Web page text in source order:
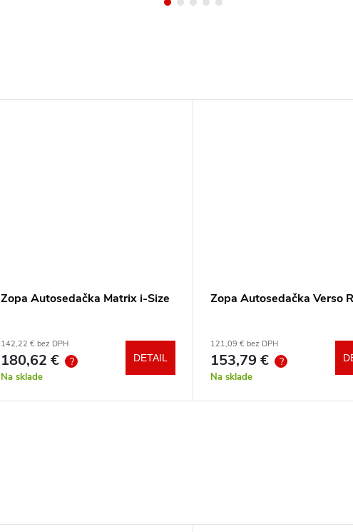
Zopa Autosedačka Matrix i-Size
142,22 € bez DPH
180,62 € ?
Na sklade
DETAIL
Zopa Autosedačka Verso
121,09 € bez DPH
153,79 € ?
Na sklade